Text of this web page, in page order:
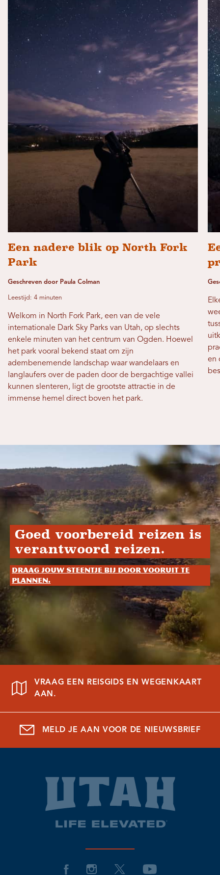
Een nadere blik op North Fork
Park
Geschreven door Paula Colman
Leestijd: 4 minuten
Welkom in North Fork Park, een van de vele
internationale Dark Sky Parks van Utah, op slechts
enkele minuten van het centrum van Ogden. Hoewel
het park vooral bekend staat om zijn
adembenemende landschap waar wandelaars en
langlaufers over de paden door de bergachtige vallei
kunnen slenteren, ligt de grootste attractie in de
immense hemel direct boven het park.
en
Goed voorbereid reizen is
verantwoord reizen.
Draag jouw steentje bij door vooruit te
plannen.
VRAAG EEN REISGIDS EN WEGENKAART
AAN.
MELD JE AAN VOOR DE NIEUWSBRIEF